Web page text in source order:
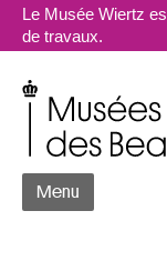
Le Musée Wiertz
de travaux.
Menu